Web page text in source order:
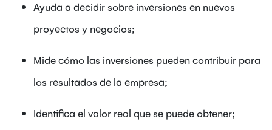
Ayuda a decidir sobre inversiones en nuevos
proyectos y negocios;
Mide cómo las inversiones pueden contribuir para
los resultados de la empresa;
Identifica el valor real que se puede obtener;